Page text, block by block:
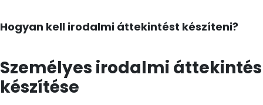
Hogyan kell irodalmi áttekintést készíteni?
Személyes irodalmi áttekintés
készítése